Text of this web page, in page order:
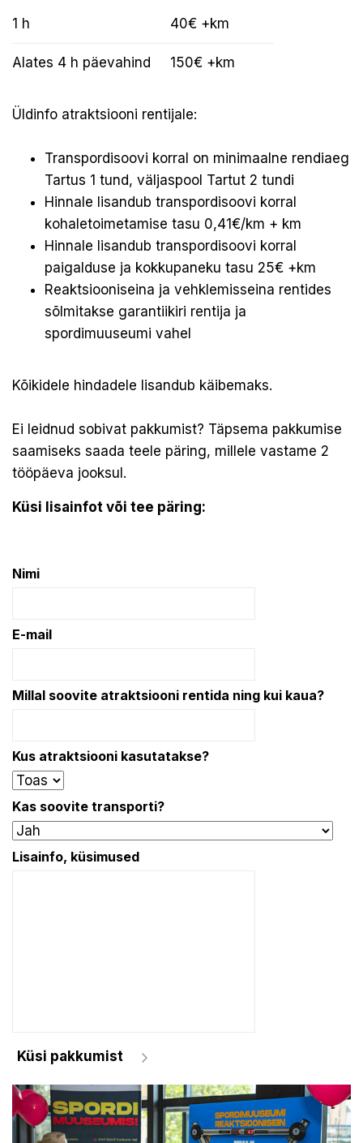
1 h 40€ +km
Alates 4 h päevahind 150€ +km
Üldinfo atraktsiooni rentijale:
Transpordisoovi korral on minimaalne rendiaeg
Tartus 1 tund, väljaspool Tartut 2 tundi
Hinnale lisandub transpordisoovi korral
kohaletoimetamise tasu 0,41€/km + km
Hinnale lisandub transpordisoovi korral
paigalduse ja kokkupaneku tasu 25€ +km
Reaktsiooniseina ja vehklemisseina rentides
sõlmitakse garantiikiri rentija ja
spordimuuseumi vahel
Kõikidele hindadele lisandub käibemaks.
Ei leidnud sobivat pakkumist? Täpsema pakkumise
saamiseks saada teele päring, millele vastame 2
tööpäeva jooksul.
Küsi lisainfot või tee päring:
Nimi
E-mail
Millal soovite atraktsiooni rentida ning kui kaua?
Kus atraktsiooni kasutatakse?
Kas soovite transporti?
Lisainfo, küsimused